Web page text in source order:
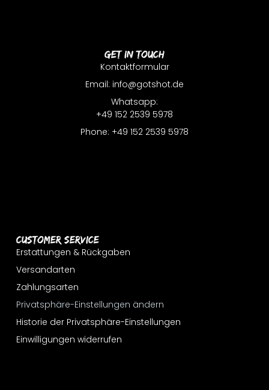
Customer Service
Erstattungen & Rückgaben
Versandarten
Zahlungsarten
Privatsphäre-Einstellungen ändern
Historie der Privatsphäre-Einstellungen
Einwilligungen widerrufen
Get In Touch
Kontaktformular
Email: info@gotshot.de
Whatsapp:
+49 152 2539 5978
Phone: +49 152 2539 5978